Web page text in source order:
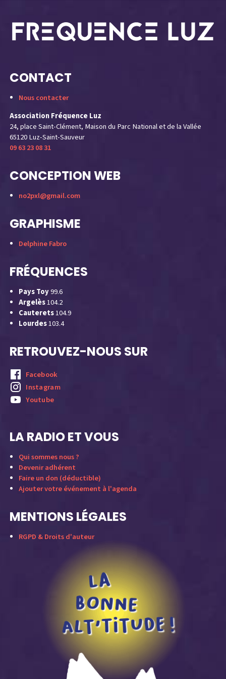
CONTACT
Nous contacter
Association Fréquence Luz
24, place Saint-Clément, Maison du Parc National et de la Vallée
65120 Luz-Saint-Sauveur
09 63 23 08 31
CONCEPTION WEB
no2pxl@gmail.com
GRAPHISME
Delphine Fabro
FRÉQUENCES
Pays Toy99.6
Argelès104.2
Cauterets104.9
Lourdes103.4
RETROUVEZ-NOUS SUR
Facebook
Instagram
Youtube
LA RADIO ET VOUS
Qui sommes nous ?
Devenir adhérent
Faire un don (déductible)
Ajouter votre événement à l'agenda
MENTIONS LÉGALES
RGPD & Droits d'auteur